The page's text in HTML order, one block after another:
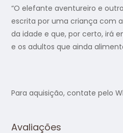
“O elefante aventureiro e
escrita por uma criança com
da idade e que, por certo, irá
e os adultos que ainda
Para aquisição, contate pelo
Avaliações